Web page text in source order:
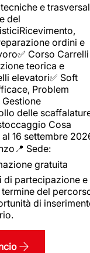
e
del
ordini e
Corso Carrelli
teorica e
elevatori✅ Soft
Problem
Gestione
delle
Cosa
16 settembre
Sede:
gratuita
di partecipazione e
del
di